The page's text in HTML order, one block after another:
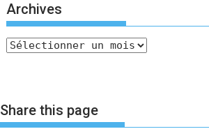
Archives
Archives
Share this page